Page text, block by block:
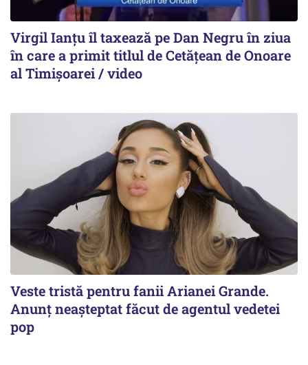
Virgil Ianțu îl taxează pe Dan Negru în ziua
în care a primit titlul de Cetățean de Onoare
al Timișoarei / video
Veste tristă pentru fanii Arianei Grande.
Anunț neașteptat făcut de agentul vedetei
pop